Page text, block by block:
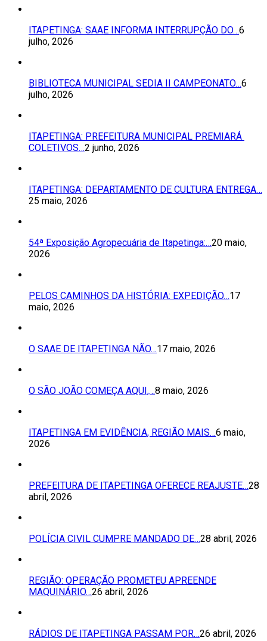
ITAPETINGA: SAAE INFORMA INTERRUPÇÃO DO…6
julho, 2026
BIBLIOTECA MUNICIPAL SEDIA II CAMPEONATO…6
julho, 2026
ITAPETINGA: PREFEITURA MUNICIPAL PREMIARÁ
COLETIVOS…2 junho, 2026
ITAPETINGA: DEPARTAMENTO DE CULTURA ENTREGA…
25 maio, 2026
54ª Exposição Agropecuária de Itapetinga:…20 maio,
2026
PELOS CAMINHOS DA HISTÓRIA: EXPEDIÇÃO…17
maio, 2026
O SAAE DE ITAPETINGA NÃO…17 maio, 2026
O SÃO JOÃO COMEÇA AQUI,…8 maio, 2026
ITAPETINGA EM EVIDÊNCIA, REGIÃO MAIS…6 maio,
2026
PREFEITURA DE ITAPETINGA OFERECE REAJUSTE…28
abril, 2026
POLÍCIA CIVIL CUMPRE MANDADO DE…28 abril, 2026
REGIÃO: OPERAÇÃO PROMETEU APREENDE
MAQUINÁRIO…26 abril, 2026
RÁDIOS DE ITAPETINGA PASSAM POR…26 abril, 2026